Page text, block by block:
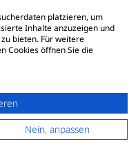
platzieren, um
Inhalte anzuzeigen und
bieten. Für weitere
Cookies öffnen Sie die
Nein, anpassen